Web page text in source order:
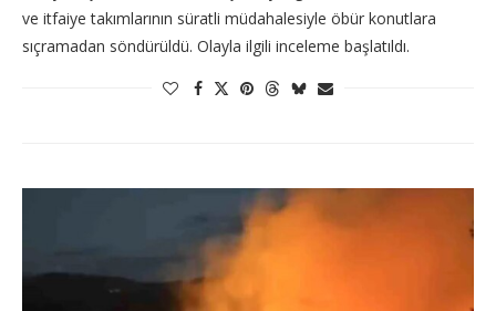
ve itfaiye takımlarının süratli müdahalesiyle öbür konutlara
sıçramadan söndürüldü. Olayla ilgili inceleme başlatıldı.